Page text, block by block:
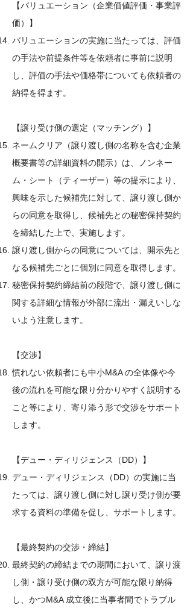
【バリュエーション（企業価値評価・事業評
価）】
バリュエーションの実施に当たっては、評価
の手法や前提条件等を依頼者に事前に説明
し、評価の手法や価格帯についても依頼者の
納得を得ます。
【譲り受け側の選定（マッチング）】
ネームクリア（譲り渡し側の名称を含む企業
概要書等の詳細資料の開示）は、ノンネー
ム・シート（ティーザー）等の提示により、
興味を示した候補先に対して、譲り渡し側か
らの同意を取得し、候補先との秘密保持契約
を締結した上で、実施します。
譲り渡し側からの同意については、開示先と
なる候補先ごとに個別に同意を取得します。
秘密保持契約締結前の段階で、譲り渡し側に
関する詳細な情報が外部に流出・漏えいしな
いよう注意します。
【交渉】
慣れない依頼者にも中小M&A の全体像や今
後の流れを可能な限り分かりやすく説明する
こと等により、寄り添う形で交渉をサポート
します。
​【デュー・ディリジェンス（DD）】
デュー・ディリジェンス（DD）の実施に当
たっては、譲り渡し側に対し譲り受け側が要
求する資料の準備を促し、サポートします。
​【最終契約の交渉・締結】
最終契約の締結までの期間において、譲り渡
し側・譲り受け側の双方が可能な限り納得
し、かつM&A 成立後に当事者間でトラブル